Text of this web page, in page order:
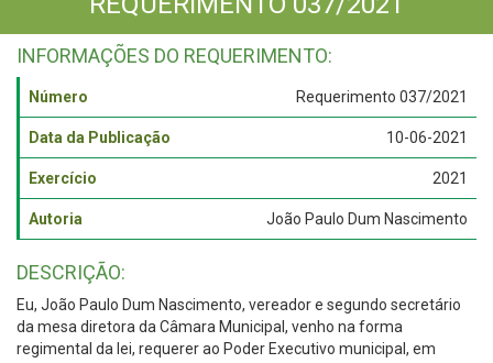
INFORMAÇÕES DO REQUERIMENTO:
Número Requerimento 037/2021
Data da Publicação 10-06-2021
Exercício 2021
Autoria João Paulo Dum Nascimento
DESCRIÇÃO:
Eu, João Paulo Dum Nascimento, vereador e segundo secretário
da mesa diretora da Câmara Municipal, venho na forma
regimental da lei, requerer ao Poder Executivo municipal, em